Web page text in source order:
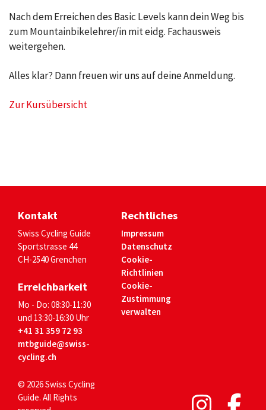
Nach dem Erreichen des Basic Levels kann dein Weg bis
zum Mountainbikelehrer/in mit eidg. Fachausweis
weitergehen.
Alles klar? Dann freuen wir uns auf deine Anmeldung.
Zur Kursübersicht
Kontakt
Swiss Cycling Guide
Sportstrasse 44
CH-2540 Grenchen
Erreichbarkeit
Mo - Do: 08:30-11:30
und 13:30-16:30 Uhr
+41 31 359 72 93
mtbguide@swiss-
cycling.ch
© 2026 Swiss Cycling
Guide. All Rights
Rechtliches
Impressum
Datenschutz
Cookie-
Richtlinien
Cookie-
Zustimmung
verwalten